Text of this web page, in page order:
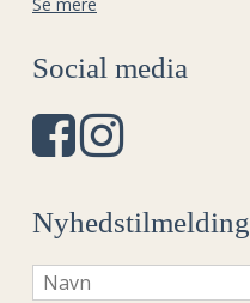
Social media
Nyhedstilmelding